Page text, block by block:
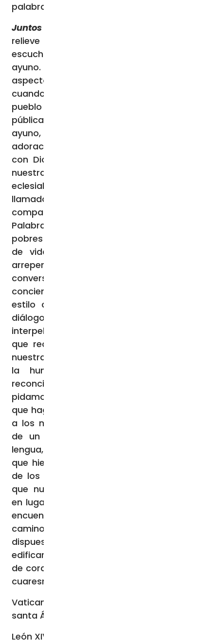
palabras de esperanza y paz.
Juntos
relieve la dimensión comunitaria de la
escucha de la Palabra y de la práctica del
ayuno. También la Escritura subraya este
aspecto de muchas maneras. Por ejemplo,
cuando narra en el libro de Nehemías que el
pueblo se reunió para escuchar la lectura
pública del libro de la Ley y, practicando el
ayuno, se dispuso a la confesión de fe y a la
adoración, con el fin de renovar la alianza
con Dios (cf. Ne 9,1-3). Del mismo modo,
nuestras parroquias, familias, grupos
eclesiales y comunidades religiosas están
llamados a realizar en Cuaresma un camino
compartido, en el que la escucha de la
Palabra de Dios, así como del clamor de los
pobres y de la tierra, se convierta en forma
de vida común, y elayuno sostenga un
arrepentimiento real. En este horizonte, la
conversión no sólo concierne a la
conciencia del individuo, sino también al
estilo de las relaciones, a la calidad del
diálogo, a la capacidad de dejarse
interpelar por la realidad y de reconocer lo
que realmente orienta el deseo, tanto en
nuestras comunidades eclesiales como en
la humanidad sedienta de justicia y
reconciliación. Queridos hermanos,
pidamos la gracia de vivir una Cuaresma
que haga más atento nuestro oído a Dios y
a los más necesitados. Pidamos la fuerza
de un ayuno que alcance también a la
lengua, para que disminuyan las palabras
que hieren y crezca el espacio para la voz
de los demás. Y comprometámonos para
que nuestras comunidades se conviertan
en lugares donde el grito de los que sufren
encuentre acogida y la escucha genere
caminos de liberación, haciéndonos más
dispuestos y diligentes para contribuir a
edificar la civilización del amor. Los bendigo
de corazón a todos ustedes, y a su camino
cuaresmal.
Vaticano, 5 de febrero de 2026, memoria de
santa Águeda, virgen y mártir
León XIV PP.